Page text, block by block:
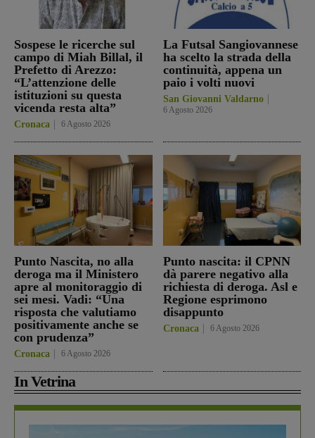
Sospese le ricerche sul
campo di Miah Billal, il
Prefetto di Arezzo:
“L’attenzione delle
istituzioni su questa
vicenda resta alta”
Cronaca 6 Agosto 2026
La Futsal Sangiovannese
ha scelto la strada della
continuità, appena un
paio i volti nuovi
San Giovanni Valdarno
6 Agosto 2026
Punto Nascita, no alla
deroga ma il Ministero
apre al monitoraggio di
sei mesi. Vadi: “Una
risposta che valutiamo
positivamente anche se
con prudenza”
Cronaca 6 Agosto 2026
Punto nascita: il CPNN
dà parere negativo alla
richiesta di deroga. Asl e
Regione esprimono
disappunto
Cronaca 6 Agosto 2026
In Vetrina